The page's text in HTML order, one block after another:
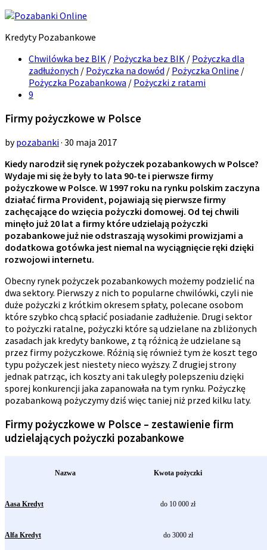
Kredyty Pozabankowe
Chwilówka bez BIK / Pożyczka bez BIK / Pożyczka dla
zadłużonych / Pożyczka na dowód / Pożyczka Online /
Pożyczka Pozabankowa / Pożyczki z ratami
9
Firmy pożyczkowe w Polsce
bypozabanki· 30 maja 2017
Kiedy narodził się rynek pożyczek pozabankowych w Polsce?
Wydaje mi się że były to lata 90-te i pierwsze firmy
pożyczkowe w Polsce. W 1997 roku na rynku polskim zaczyna
działać firma Provident, pojawiają się pierwsze firmy
zachęcające do wzięcia pożyczki domowej. Od tej chwili
minęło już 20 lat a firmy które udzielają pożyczki
pozabankowe już nie odstraszają wysokimi prowizjami a
dodatkowa gotówka jest niemal na wyciągnięcie ręki dzięki
rozwojowi internetu.
Obecny rynek pożyczek pozabankowych możemy podzielić na
dwa sektory. Pierwszy z nich to popularne chwilówki, czyli nie
duże pożyczki z krótkim okresem spłaty, polecane osobom
które szybko chcą spłacić posiadanie zadłużenie. Drugi sektor
to pożyczki ratalne, pożyczki które są udzielane na zbliżonych
zasadach jak kredyty bankowe, z tą różnicą że udzielane są
przez firmy pożyczkowe. Różnią się również tym że koszt tego
typu pożyczek jest niestety nieco wyższy. Z drugiej strony
jednak patrząc, ich koszty ani tak uległy polepszeniu dzięki
sporej konkurencji jaka zapanowała na tym rynku. Pożyczkę
pozabankową pożyczymy dziś więc taniej niż przed kilku laty.
Firmy pożyczkowe w Polsce – zestawienie firm
udzielających pożyczki pozabankowe
Nazwa Kwota pożyczki
Aasa Kredyt do 10 000 zł
Alfa Kredyt do 3000 zł